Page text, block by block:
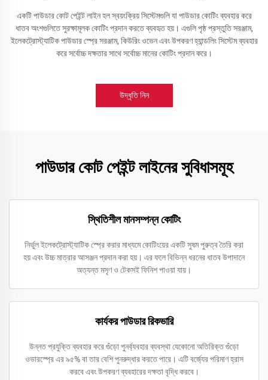
একটি পাউডার কোট পেইন্ট লাইন হল স্বয়ংক্রিয় সিস্টেমগুলি যা পাউডার কোটিং ব্যবহার করে
ধাতব অংশগুলিতে সুরক্ষামূলক কোটিং প্রদান করতে ব্যবহৃত হয়। এগুলি পৃষ্ঠ প্রস্তুতি সরঞ্জাম,
ইলেকট্রোস্ট্যাটিক পাউডার স্প্রে সরঞ্জাম, কিউরিং ওভেন এবং উপকরণ হ্যান্ডলিং সিস্টেম ব্যবহার
করে সর্বোচ্চ দক্ষতার সাথে সর্বোচ্চ মানের কোটিং প্রদান করে।
উদ্ধৃতি নিন
পাউডার কোট পেইন্ট লাইনের সুবিধাসমূহ
স্থিতিশীল মানসম্পন্ন কোটিং
নির্ভুল ইলেকট্রোস্ট্যাটিক স্প্রে করার মাধ্যমে কোটিংয়ের একটি সুষম পুরুত্ব তৈরি করা
হয় এবং উচ্চ মাত্রার আসঞ্জন প্রদান করা হয়। এর ফলে বিভিন্ন ধরনের ধাতব উপাদানে
অত্যন্ত মসৃণ ও টেকসই ফিনিশ পাওয়া যায়।
কার্যকর পাউডার রিকভারি
উন্নত প্রযুক্তি ব্যবহার করে গুঁড়ো পুনর্ব্যবহার ব্যবস্থা যেকোনো অতিরিক্ত গুঁড়ো
ওভারস্প্রে এর ৯৫% বা তার বেশি পুনরুদ্ধার করতে পারে। এটি বর্জ্যের পরিমাণ হ্রাস
করবে এবং উপকরণ ব্যবহারের দক্ষতা বৃদ্ধি করবে।